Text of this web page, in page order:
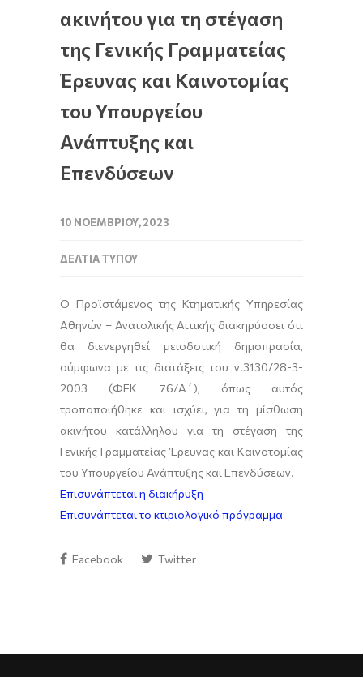
ακινήτου για τη στέγαση
της Γενικής Γραμματείας
Έρευνας και Καινοτομίας
του Υπουργείου
Ανάπτυξης και
Επενδύσεων
10 ΝΟΕΜΒΡΊΟΥ, 2023
ΔΕΛΤΊΑ ΤΎΠΟΥ
Ο Προϊστάμενος της Κτηματικής Υπηρεσίας
Αθηνών – Ανατολικής Αττικής διακηρύσσει ότι
θα διενεργηθεί μειοδοτική δημοπρασία,
σύμφωνα με τις διατάξεις του ν.3130/28-3-
2003 (ΦΕΚ 76/Α΄), όπως αυτός
τροποποιήθηκε και ισχύει, για τη μίσθωση
ακινήτου κατάλληλου για τη στέγαση της
Γενικής Γραμματείας Έρευνας και Καινοτομίας
του Υπουργείου Ανάπτυξης και Επενδύσεων.
Επισυνάπτεται η διακήρυξη
Επισυνάπτεται το κτιριολογικό πρόγραμμα
Facebook Twitter